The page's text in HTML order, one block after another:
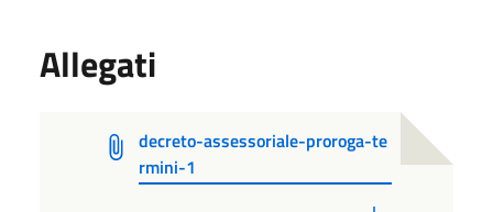
Allegati
decreto-assessoriale-proroga-te
rmini-1